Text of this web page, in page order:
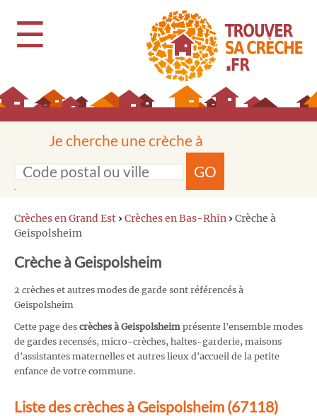
☰
Je cherche une crèche à
GO
Crèches en Grand Est › Crèches en Bas-Rhin › Crèche à
Geispolsheim
Crèche à Geispolsheim
2 crèches et autres modes de garde sont référencés à
Geispolsheim
Cette page des crèches à Geispolsheim présente l'ensemble modes
de gardes recensés, micro-crèches, haltes-garderie, maisons
d'assistantes maternelles et autres lieux d'accueil de la petite
enfance de votre commune.
Liste des crèches à Geispolsheim (67118)